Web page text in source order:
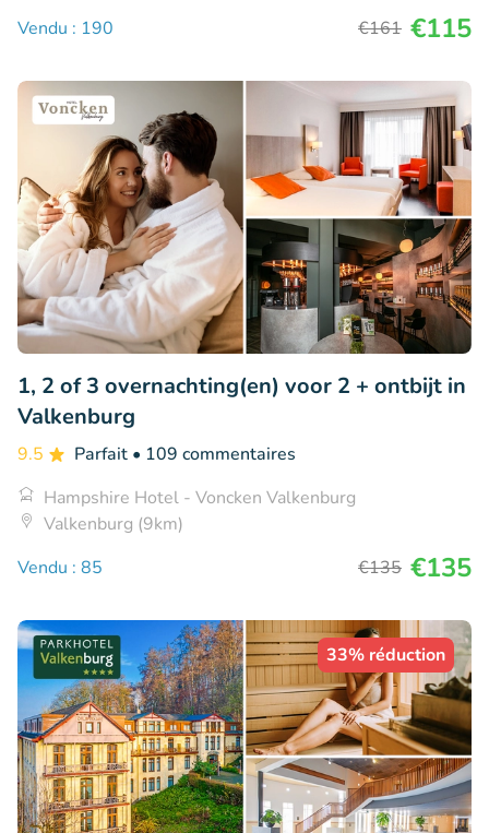
Vendu : 190
€161 €115
1, 2 of 3 overnachting(en) voor 2 + ontbijt in
Valkenburg
9.5 Parfait • 109 commentaires
Hampshire Hotel - Voncken Valkenburg
Valkenburg (9km)
Vendu : 85
€135 €135
33% réduction